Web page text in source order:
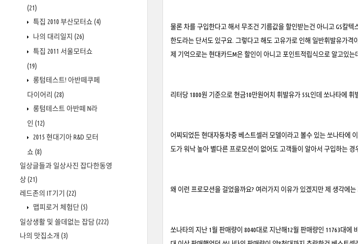
(21)
특집 2010 부산모터쇼 (4)
나의 대리일지 (26)
특집 2011 서울모터쇼
(19)
롱텀테스트! 아반떼쿠페
다이어리 (28)
롱텀테스트 아반떼 N라
인 (12)
2015 현대기아 R&D 모터
쇼 (8)
일상글들과 일상사진 잡다한동영
상(21)
레드존의 IT기기 (22)
맵피로거 체험단(5)
일상생활 및 쓸데없는 잡담(222)
나의 맛집소개 (3)
물론 차를 구입한다고 해서 무조건 기름값을 할인받는건 아니고 GS칼
한도라는 단서도 있구요. 그렇다고 해도 고유가로 인해 일반휘발유가격
제 기억으로는 현대카드M은 할인이 아니고 포인트적립식으로 알고있
리터당 1800원 기준으로 현금10만원어치 휘발유가 55L인데 쏘나타에
어찌되었든 현대자동차중 베스트셀러 모델이라고 볼수 있는 쏘나타에
도가 워낙 높아 별다른 프로모션이 없어도 고객들이 알아서 구입하는 경
왜 이런 프로모션을 걸었을까요? 여러가지 이유가 있겠지만 제 생각에
쏘나타의 지난 1월 판매량이 8040대로 지난해12월 판매량인 11763대